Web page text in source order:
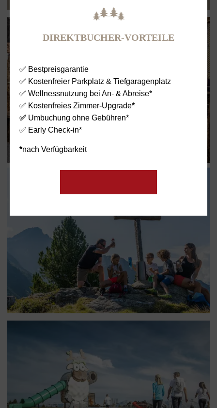
DIREKTBUCHER-VORTEILE
✅ Bestpreisgarantie
✅ Kostenfreier Parkplatz & Tiefgaragenplatz
✅ Wellnessnutzung bei An- & Abreise*
✅ Kostenfreies Zimmer-Upgrade*
✅ Umbuchung ohne Gebühren*
✅ Early Check-in*
*nach Verfügbarkeit